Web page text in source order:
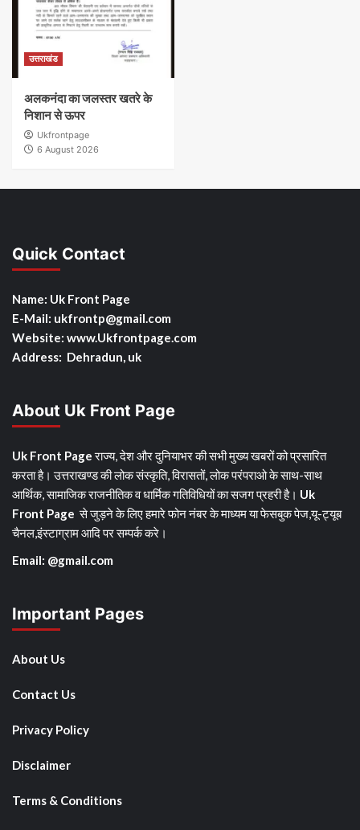
उत्तराखंड
अलकनंदा का जलस्तर खतरे के
निशान से ऊपर
Ukfrontpage
6 August 2026
Quick Contact
Name: Uk Front Page
E-Mail: ukfrontp@gmail.com
Website: www.Ukfrontpage.com
Address: Dehradun, uk
About Uk Front Page
Uk Front Pageराज्य, देश और दुनियाभर की सभी मुख्य खबरों को प्रसारित
करता है। उत्तराखण्ड की लोक संस्कृति, विरासतों, लोक परंपराओ के साथ-साथ
आर्थिक, सामाजिक राजनीतिक व धार्मिक गतिविधियों का सजग प्रहरी है। Uk
Front Page से जुड़ने के लिए हमारे फोन नंबर के माध्यम या फेसबुक पेज,यू-ट्यूब
चैनल,इंस्टाग्राम आदि पर सम्पर्क करे।
Email: @gmail.com
Important Pages
About Us
Contact Us
Privacy Policy
Disclaimer
Terms & Conditions